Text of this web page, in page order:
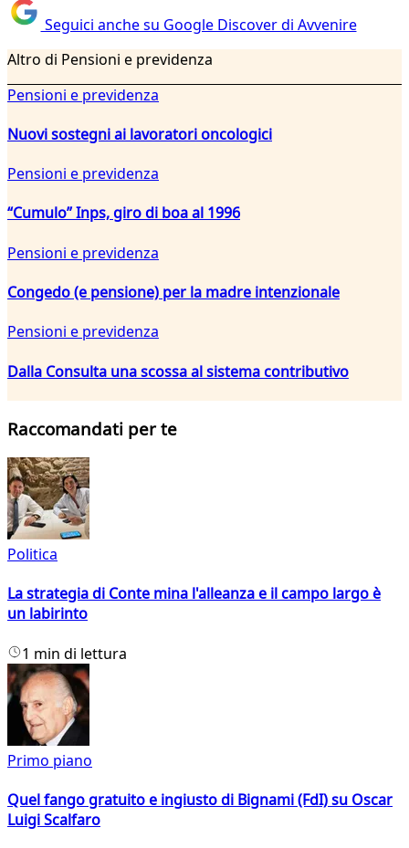
Seguici anche su Google Discover di Avvenire
Altro di Pensioni e previdenza
Pensioni e previdenza
Nuovi sostegni ai lavoratori oncologici
Pensioni e previdenza
“Cumulo” Inps, giro di boa al 1996
Pensioni e previdenza
Congedo (e pensione) per la madre intenzionale
Pensioni e previdenza
Dalla Consulta una scossa al sistema contributivo
Raccomandati per te
Politica
La strategia di Conte mina l'alleanza e il campo largo è
un labirinto
1 min di lettura
Primo piano
Quel fango gratuito e ingiusto di Bignami (FdI) su Oscar
Luigi Scalfaro